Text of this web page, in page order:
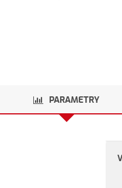
PARAMETRY